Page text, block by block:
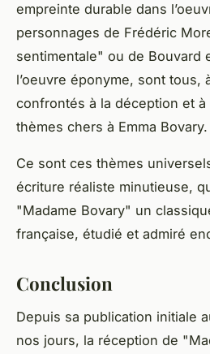
empreinte durable dans
personnages de Frédéric
sentimentale" ou de Bouvard
l’oeuvre éponyme, sont tous,
confrontés à la déception et à
thèmes chers à Emma Bovary.
Ce sont ces thèmes
écriture réaliste minutieuse,
"Madame Bovary" un
française, étudié et admiré
Conclusion
Depuis sa publication initiale
nos jours, la réception de